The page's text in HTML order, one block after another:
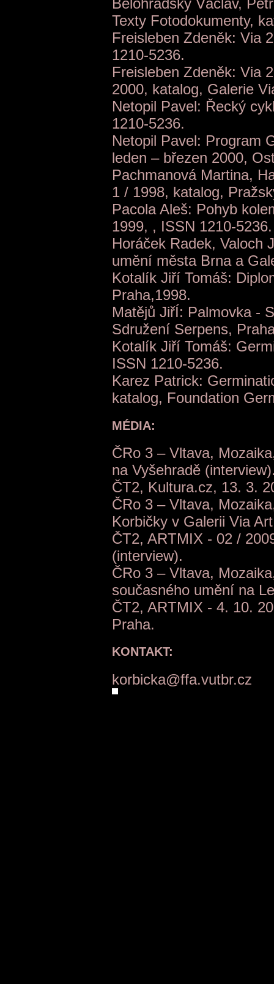
Bělohradský Václav,
Texty Fotodokumenty,
Freisleben Zdeněk: Via
1210-5236.
Freisleben Zdeněk: Via
2000, katalog, Galerie
Netopil Pavel: Řecký
1210-5236.
Netopil Pavel: Program
leden – březen 2000,
Pachmanová Martina,
1 / 1998, katalog,
Pacola Aleš: Pohyb
1999, , ISSN 1210-5236.
Horáček Radek, Valoch
umění města Brna a
Kotalík Jiří Tomáš:
Praha,1998.
Matějů JiřÍ: Palmovka -
Sdružení Serpens,
Kotalík Jiří Tomáš:
ISSN 1210-5236.
Karez Patrick:
katalog, Foundation
MÉDIA:
ČRo 3 – Vltava,
na Vyšehradě
ČT2, Kultura.cz, 13. 3.
ČRo 3 – Vltava,
Korbičky v Galerii Via
ČT2, ARTMIX - 02 /
(interview).
ČRo 3 – Vltava,
současného umění na
ČT2, ARTMIX - 4. 10.
Praha.
KONTAKT:
korbicka@ffa.vutbr.cz